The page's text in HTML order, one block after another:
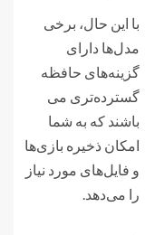
با این حال، برخی
مدل‌ها دارای
گزینه‌های حافظه
گسترده‌تری می
باشند که به شما
امکان ذخیره بازی‌ها
و فایل‌های مورد نیاز
را می‌دهد.